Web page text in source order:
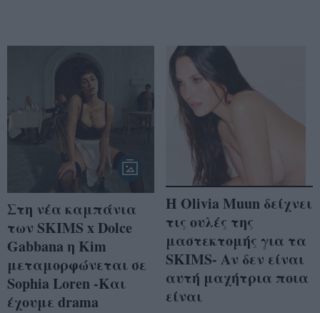
Στη νέα καμπάνια
των SKIMS x Dolce
Gabbana η Kim
μεταμορφώνεται σε
Sophia Loren -Και
έχουμε drama
H Olivia Muun δείχνει
τις ουλές της
μαστεκτομής για τα
SKIMS- Αν δεν είναι
αυτή μαχήτρια ποια
είναι